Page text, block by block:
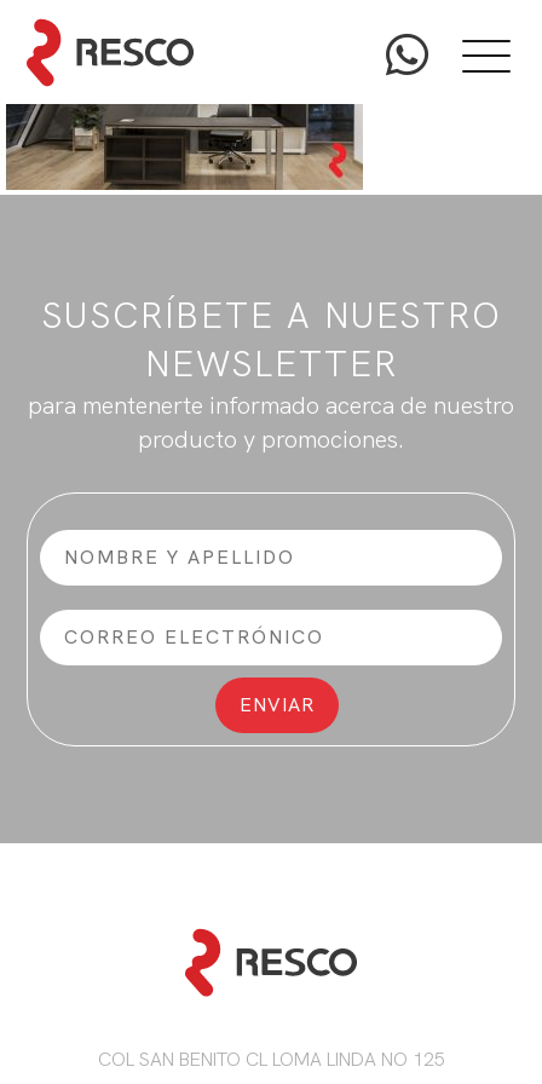
SUSCRÍBETE A NUESTRO
NEWSLETTER
para mentenerte informado acerca de nuestro
producto y promociones.
COL SAN BENITO CL LOMA LINDA NO 125